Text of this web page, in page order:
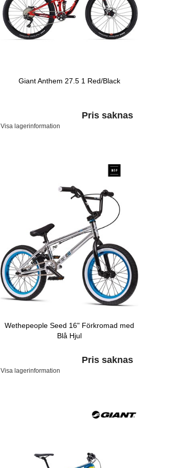
Giant Anthem 27.5 1 Red/Black
Pris saknas
Visa lagerinformation
Wethepeople Seed 16" Förkromad med
Blå Hjul
Pris saknas
Visa lagerinformation